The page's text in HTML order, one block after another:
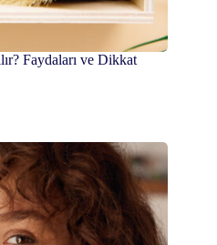
Faydaları ve Dikkat